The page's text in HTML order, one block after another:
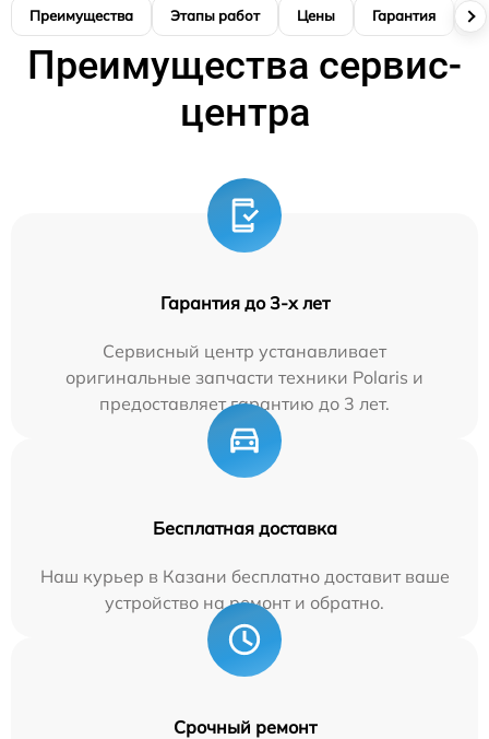
Преимущества Этапы работ Цены Гарантия
Преимущества сервис-
центра
Гарантия до 3-х лет
Сервисный центр устанавливает
оригинальные запчасти техники Polaris и
предоставляет гарантию до 3 лет.
Бесплатная доставка
Наш курьер в Казани бесплатно доставит ваше
устройство на ремонт и обратно.
Срочный ремонт